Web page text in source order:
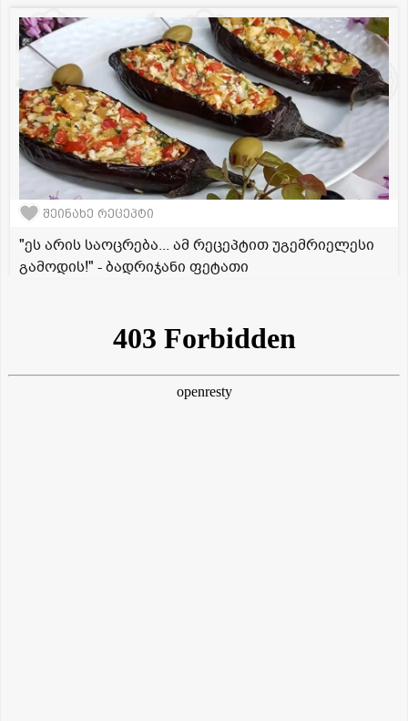
შეინახე რეცეპტი
"ეს არის საოცრება... ამ რეცეპტით უგემრიელესი
გამოდის!" - ბადრიჯანი ფეტათი